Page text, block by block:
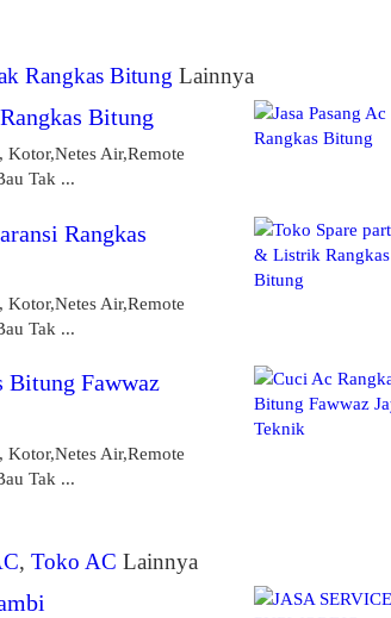
Rangkas Bitung Lainnya
Bitung
Air,Remote
Tak ...
Rangkas
Air,Remote
Tak ...
Bitung Fawwaz
Air,Remote
Tak ...
, Toko AC Lainnya